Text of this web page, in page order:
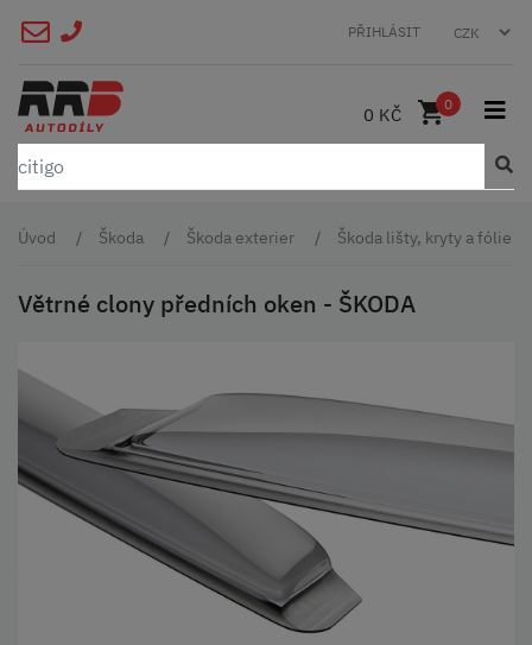
PŘIHLÁSIT
0 KČ 0
Úvod Škoda Škoda exterier Škoda lišty, kryty a fólie
Větrné clony předních oken - ŠKODA